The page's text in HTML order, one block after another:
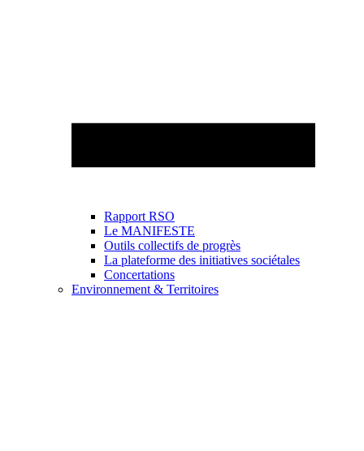
Rapport RSO
Le MANIFESTE
Outils collectifs de progrès
La plateforme des initiatives sociétales
Concertations
Environnement & Territoires